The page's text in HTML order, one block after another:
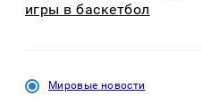
игры в баскетбол
Мировые новости